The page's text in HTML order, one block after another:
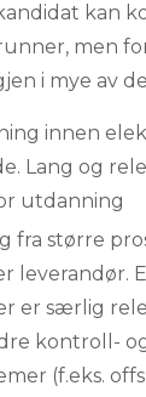
kan
men
i mye av
innen
Lang og
utdanning
fra større
leverandør.
er særlig
kontroll-
(f.eks.